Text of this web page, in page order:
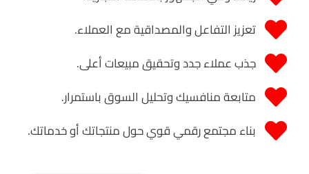
تعزيز التفاعل والمصداقية مع العملاء.
جذب عملاء جدد وتحقيق مبيعات أعلى.
متابعة منافسيك وتحليل السوق باستمرار.
بناء مجتمع رقمي قوي حول منتجاتك أو خدماتك.